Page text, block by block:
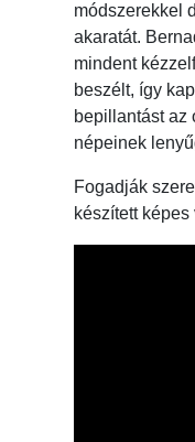
módszerekkel
akaratát.
mindent
beszélt, így
bepillantást
népeinek
Fogadják
készített